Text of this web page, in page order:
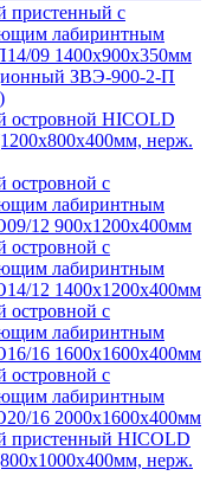
пристенный с
лабиринтным
09 1400х900х350мм
ЗВЭ-900-2-П
островной HICOLD
нерж.
островной с
лабиринтным
12 900х1200х400мм
островной с
лабиринтным
12 1400х1200х400мм
островной с
лабиринтным
16 1600х1600х400мм
островной с
лабиринтным
16 2000х1600х400мм
пристенный HICOLD
нерж.